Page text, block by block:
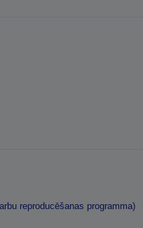
reproducēšanas programma)